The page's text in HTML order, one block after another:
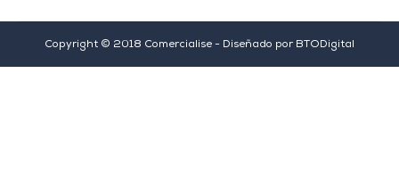
Copyright © 2018 Comercialise - Diseñado por BTODigital